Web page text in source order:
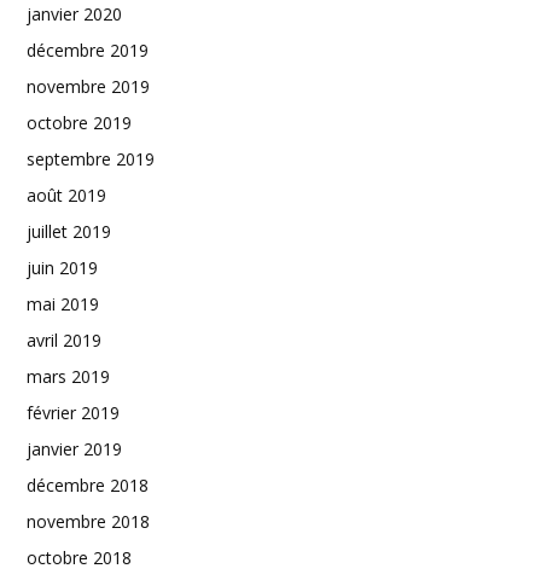
janvier 2020
décembre 2019
novembre 2019
octobre 2019
septembre 2019
août 2019
juillet 2019
juin 2019
mai 2019
avril 2019
mars 2019
février 2019
janvier 2019
décembre 2018
novembre 2018
octobre 2018